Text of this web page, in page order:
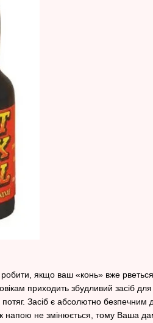
якщо ваш «конь» вже
приходить збудливий засіб
Засіб є абсолютно безпечним
напою не змінюється, тому Ваша